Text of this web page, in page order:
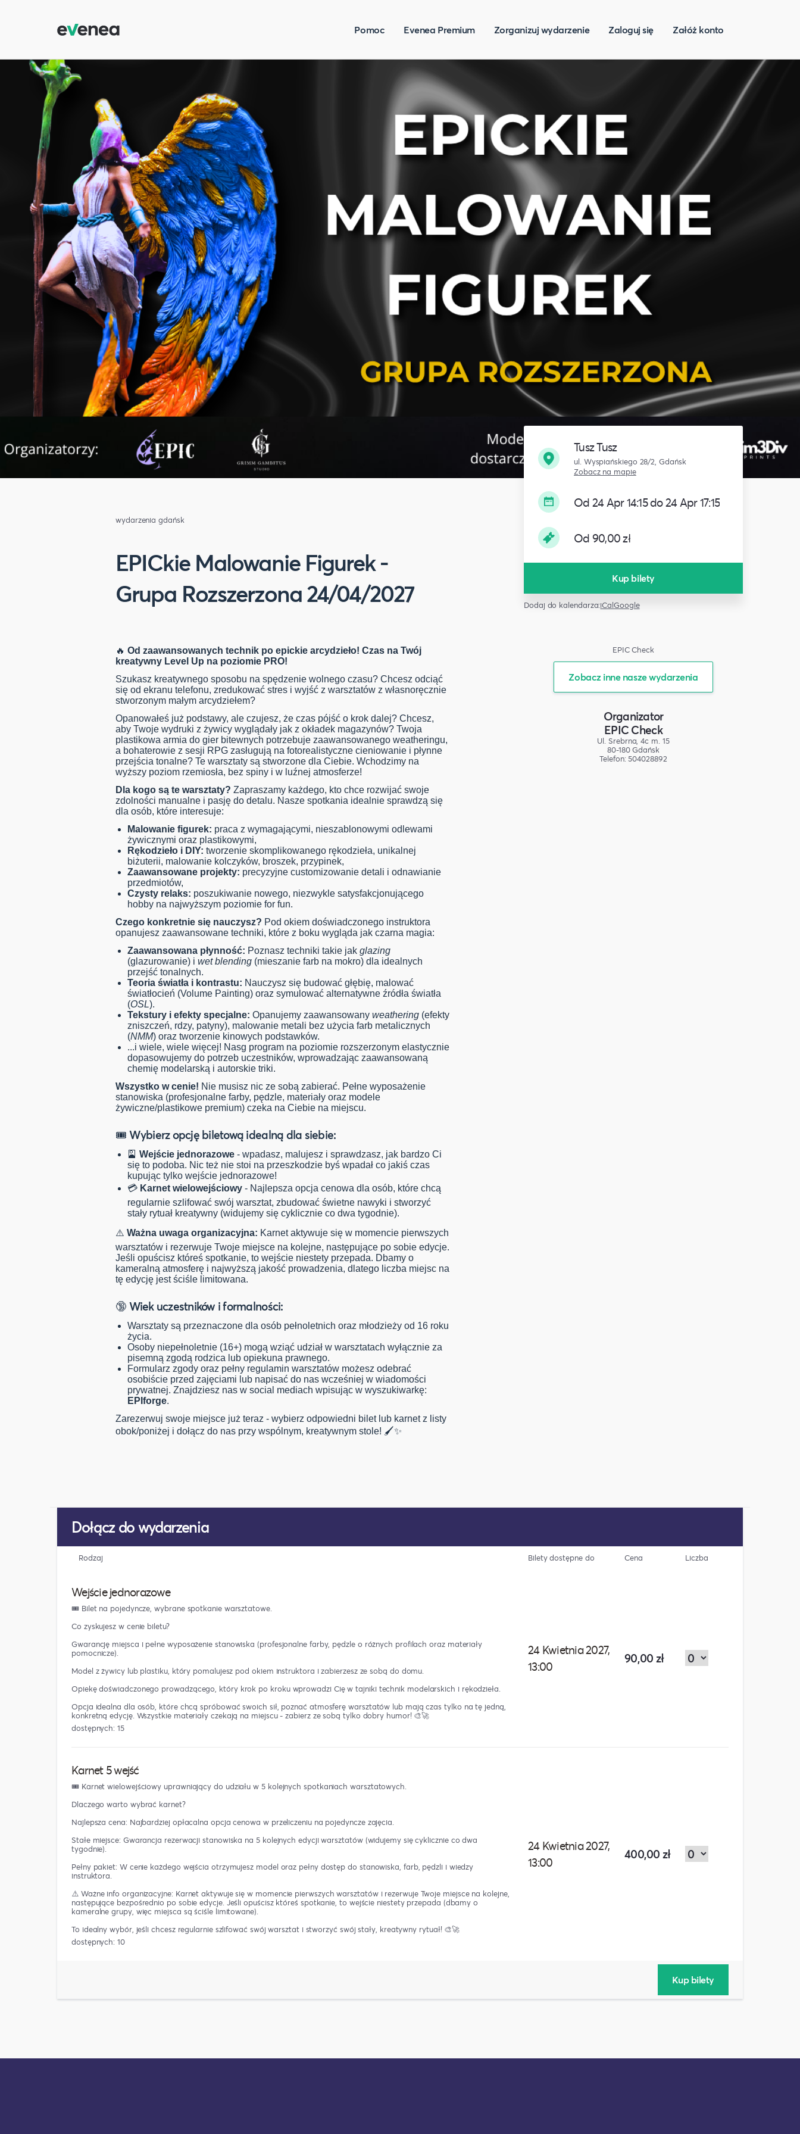
Pomoc Evenea Premium Zorganizuj wydarzenie Zaloguj się Załóż konto
wydarzenia gdańsk
EPICkie Malowanie Figurek -
Grupa Rozszerzona 24/04/2027
🔥 Od zaawansowanych technik po epickie arcydzieło! Czas na Twój
kreatywny Level Up na poziomie PRO!
Szukasz kreatywnego sposobu na spędzenie wolnego czasu? Chcesz odciąć
się od ekranu telefonu, zredukować stres i wyjść z warsztatów z własnoręcznie
stworzonym małym arcydziełem?
Opanowałeś już podstawy, ale czujesz, że czas pójść o krok dalej? Chcesz,
aby Twoje wydruki z żywicy wyglądały jak z okładek magazynów? Twoja
plastikowa armia do gier bitewnych potrzebuje zaawansowanego weatheringu,
a bohaterowie z sesji RPG zasługują na fotorealistyczne cieniowanie i płynne
przejścia tonalne? Te warsztaty są stworzone dla Ciebie. Wchodzimy na
wyższy poziom rzemiosła, bez spiny i w luźnej atmosferze!
Dla kogo są te warsztaty? Zapraszamy każdego, kto chce rozwijać swoje
zdolności manualne i pasję do detalu. Nasze spotkania idealnie sprawdzą się
dla osób, które interesuje:
Malowanie figurek: praca z wymagającymi, nieszablonowymi odlewami
żywicznymi oraz plastikowymi,
Rękodzieło i DIY: tworzenie skomplikowanego rękodzieła, unikalnej
biżuterii, malowanie kolczyków, broszek, przypinek,
Zaawansowane projekty: precyzyjne customizowanie detali i odnawianie
przedmiotów,
Czysty relaks: poszukiwanie nowego, niezwykle satysfakcjonującego
hobby na najwyższym poziomie for fun.
Czego konkretnie się nauczysz? Pod okiem doświadczonego instruktora
opanujesz zaawansowane techniki, które z boku wygląda jak czarna magia:
Zaawansowana płynność: Poznasz techniki takie jak glazing
(glazurowanie) i wet blending (mieszanie farb na mokro) dla idealnych
przejść tonalnych.
Teoria światła i kontrastu: Nauczysz się budować głębię, malować
światłocień (Volume Painting) oraz symulować alternatywne źródła światła
(OSL).
Tekstury i efekty specjalne: Opanujemy zaawansowany weathering (efekty
zniszczeń, rdzy, patyny), malowanie metali bez użycia farb metalicznych
(NMM) oraz tworzenie kinowych podstawków.
...i wiele, wiele więcej! Nasg program na poziomie rozszerzonym elastycznie
dopasowujemy do potrzeb uczestników, wprowadzając zaawansowaną
chemię modelarską i autorskie triki.
Wszystko w cenie! Nie musisz nic ze sobą zabierać. Pełne wyposażenie
stanowiska (profesjonalne farby, pędzle, materiały oraz modele
żywiczne/plastikowe premium) czeka na Ciebie na miejscu.
🎟️ Wybierz opcję biletową idealną dla siebie:
🎴 Wejście jednorazowe - wpadasz, malujesz i sprawdzasz, jak bardzo Ci
się to podoba. Nic też nie stoi na przeszkodzie byś wpadał co jakiś czas
kupując tylko wejście jednorazowe!
💳 Karnet wielowejściowy - Najlepsza opcja cenowa dla osób, które chcą
regularnie szlifować swój warsztat, zbudować świetne nawyki i stworzyć
stały rytuał kreatywny (widujemy się cyklicznie co dwa tygodnie).
⚠️ Ważna uwaga organizacyjna: Karnet aktywuje się w momencie pierwszych
warsztatów i rezerwuje Twoje miejsce na kolejne, następujące po sobie edycje.
Jeśli opuścisz któreś spotkanie, to wejście niestety przepada. Dbamy o
kameralną atmosferę i najwyższą jakość prowadzenia, dlatego liczba miejsc na
tę edycję jest ściśle limitowana.
🔞 Wiek uczestników i formalności:
Warsztaty są przeznaczone dla osób pełnoletnich oraz młodzieży od 16 roku
życia.
Osoby niepełnoletnie (16+) mogą wziąć udział w warsztatach wyłącznie za
pisemną zgodą rodzica lub opiekuna prawnego.
Formularz zgody oraz pełny regulamin warsztatów możesz odebrać
osobiście przed zajęciami lub napisać do nas wcześniej w wiadomości
prywatnej. Znajdziesz nas w social mediach wpisując w wyszukiwarkę:
EPIforge.
Zarezerwuj swoje miejsce już teraz - wybierz odpowiedni bilet lub karnet z listy
obok/poniżej i dołącz do nas przy wspólnym, kreatywnym stole! 🖌️✨
Tusz Tusz
ul. Wyspiańskiego 28/2, Gdańsk
Zobacz na mapie
Od 24 Apr 14:15 do 24 Apr 17:15
Od 90,00 zł
Kup bilety
Dodaj do kalendarza:iCalGoogle
EPIC Check
Zobacz inne nasze wydarzenia
Organizator
EPIC Check
Ul. Srebrna, 4c m. 15
80-180 Gdańsk
Telefon: 504028892
Dołącz do wydarzenia
Rodzaj Bilety dostępne do Cena Liczba
Wejście jednorazowe
🎟️ Bilet na pojedyncze, wybrane spotkanie warsztatowe.
Co zyskujesz w cenie biletu?
Gwarancję miejsca i pełne wyposażenie stanowiska (profesjonalne farby, pędzle o różnych profilach oraz materiały
pomocnicze).
Model z żywicy lub plastiku, który pomalujesz pod okiem instruktora i zabierzesz ze sobą do domu.
Opiekę doświadczonego prowadzącego, który krok po kroku wprowadzi Cię w tajniki technik modelarskich i rękodzieła.
Opcja idealna dla osób, które chcą spróbować swoich sił, poznać atmosferę warsztatów lub mają czas tylko na tę jedną,
konkretną edycję. Wszystkie materiały czekają na miejscu - zabierz ze sobą tylko dobry humor! 🎨🚀
dostępnych: 15
24 Kwietnia 2027,
13:00
90,00 zł
Karnet 5 wejść
🎟️ Karnet wielowejściowy uprawniający do udziału w 5 kolejnych spotkaniach warsztatowych.
Dlaczego warto wybrać karnet?
Najlepsza cena: Najbardziej opłacalna opcja cenowa w przeliczeniu na pojedyncze zajęcia.
Stałe miejsce: Gwarancja rezerwacji stanowiska na 5 kolejnych edycji warsztatów (widujemy się cyklicznie co dwa
tygodnie).
Pełny pakiet: W cenie każdego wejścia otrzymujesz model oraz pełny dostęp do stanowiska, farb, pędzli i wiedzy
instruktora.
⚠️ Ważne info organizacyjne: Karnet aktywuje się w momencie pierwszych warsztatów i rezerwuje Twoje miejsce na kolejne,
następujące bezpośrednio po sobie edycje. Jeśli opuścisz któreś spotkanie, to wejście niestety przepada (dbamy o
kameralne grupy, więc miejsca są ściśle limitowane).
To idealny wybór, jeśli chcesz regularnie szlifować swój warsztat i stworzyć swój stały, kreatywny rytuał! 🎨🚀
dostępnych: 10
24 Kwietnia 2027,
13:00
400,00 zł